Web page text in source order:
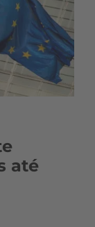
até